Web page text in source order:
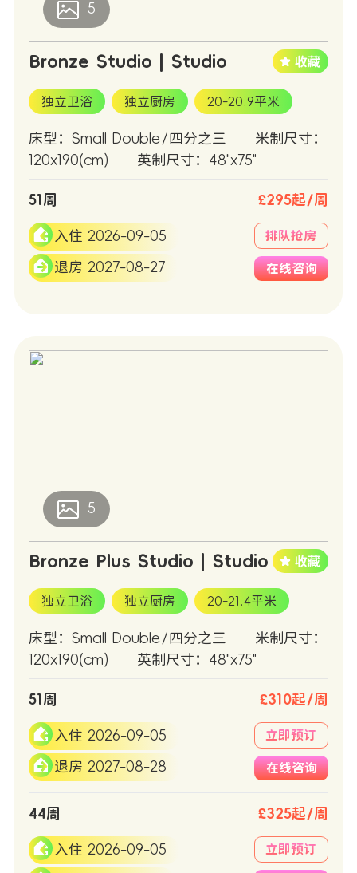
5
Bronze Studio | Studio
独立卫浴 独立厨房 20-20.9平米
床型：Small Double/四分之三
米制尺寸：
120x190(cm)
英制尺寸：48"x75"
51周 £295起/周
入住 2026-09-05
退房 2027-08-27
排队抢房
在线咨询
5
Bronze Plus Studio | Studio
独立卫浴 独立厨房 20-21.4平米
床型：Small Double/四分之三
米制尺寸：
120x190(cm)
英制尺寸：48"x75"
51周 £310起/周
入住 2026-09-05
退房 2027-08-28
立即预订
在线咨询
44周 £325起/周
入住 2026-09-05 立即预订